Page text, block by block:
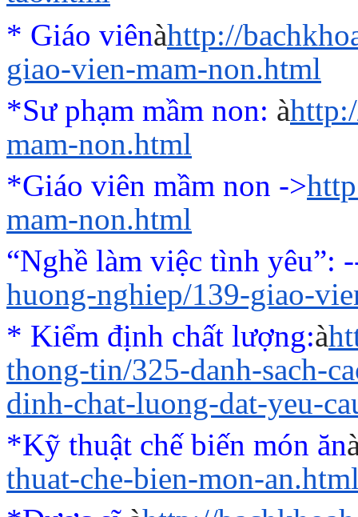
* Giáo viênàhttp://
giao-vien-mam-non.html
*Sư phạm mầm non: à
mam-non.html
*Giáo viên mầm non ->
mam-non.html
“Nghề làm việc tình yêu”:
huong-nghiep/139-giao-
* Kiểm định chất lượng:à
thong-tin/325-danh-sach-
dinh-chat-luong-dat-yeu-
*Kỹ thuật chế biến món ăn
thuat-che-bien-mon-